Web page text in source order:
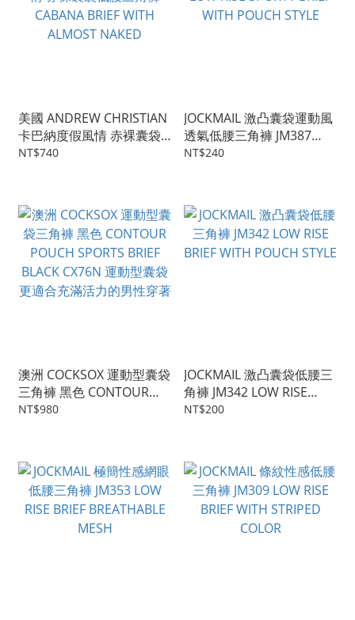
美國 ANDREW CHRISTIAN
卡巴納度假風情 赤裸囊袋
低腰三角褲 CABANA BRIEF
NT$740
JOCKMAIL 激凸囊袋運動風
透氣低腰三角褲 JM387
LOW RISE SPORTY BRIEF
NT$240
澳洲 COCKSOX 運動型囊袋
三角褲 黑色 CONTOUR
POUCH SPORTS BRIEF
NT$980
JOCKMAIL 激凸囊袋低腰三
角褲 JM342 LOW RISE
BRIEF WITH POUCH STYLE
NT$200